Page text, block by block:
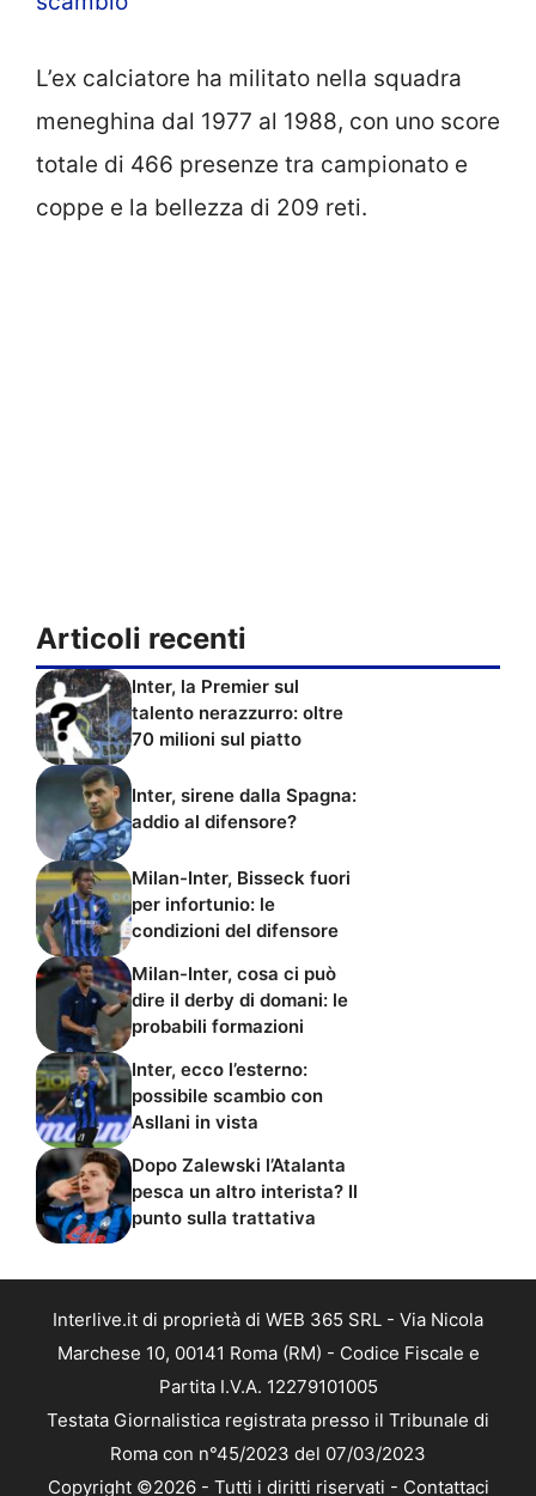
L’ex calciatore ha militato nella squadra
meneghina dal 1977 al 1988, con uno score
totale di 466 presenze tra campionato e
coppe e la bellezza di 209 reti.
Articoli recenti
Inter, la Premier sul
talento nerazzurro: oltre
70 milioni sul piatto
Inter, sirene dalla Spagna:
addio al difensore?
Milan-Inter, Bisseck fuori
per infortunio: le
condizioni del difensore
Milan-Inter, cosa ci può
dire il derby di domani: le
probabili formazioni
Inter, ecco l’esterno:
possibile scambio con
Asllani in vista
Dopo Zalewski l’Atalanta
pesca un altro interista? Il
punto sulla trattativa
Interlive.it di proprietà di WEB 365 SRL - Via Nicola
Marchese 10, 00141 Roma (RM) - Codice Fiscale e
Partita I.V.A. 12279101005
Testata Giornalistica registrata presso il Tribunale di
Roma con n°45/2023 del 07/03/2023
Copyright ©2026 - Tutti i diritti riservati - Contattaci